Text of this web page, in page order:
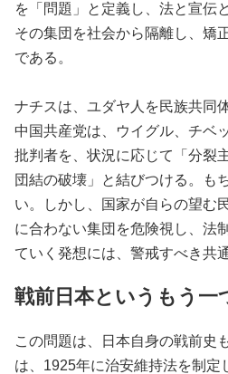
を「問題」と定義し、法と宣伝
その集団を社会から隔離し、矯
である。
ナチスは、ユダヤ人を民族共同
中国共産党は、ウイグル、チベ
批判者を、状況に応じて「分裂
団結の破壊」と結びつける。も
い。しかし、国家が自らの望む
に合わない集団を危険視し、法
ていく発想には、警戒すべき共
戦前日本というもう一
この問題は、日本自身の戦前史
は、1925年に治安維持法を制定